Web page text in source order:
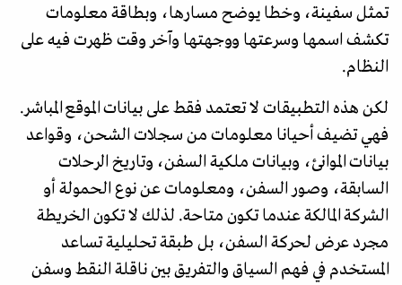
تمثل سفينة، وخطا يوضح مسارها، وبطاقة معلومات
تكشف اسمها وسرعتها ووجهتها وآخر وقت ظهرت فيه على
النظام.
لكن هذه التطبيقات لا تعتمد فقط على بيانات الموقع المباشر.
فهي تضيف أحيانا معلومات من سجلات الشحن، وقواعد
بيانات الموانئ، وبيانات ملكية السفن، وتاريخ الرحلات
السابقة، وصور السفن، ومعلومات عن نوع الحمولة أو
الشركة المالكة عندما تكون متاحة. لذلك لا تكون الخريطة
مجرد عرض لحركة السفن، بل طبقة تحليلية تساعد
المستخدم في فهم السياق والتفريق بين ناقلة النقط وسفن